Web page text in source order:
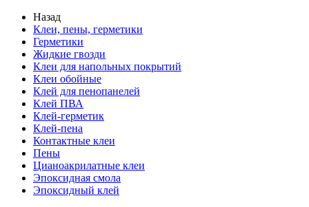
Назад
Клеи, пены, герметики
Герметики
Жидкие гвозди
Клеи для напольных покрытий
Клеи обойные
Клей для пенопанелей
Клей ПВА
Клей-герметик
Клей-пена
Контактные клеи
Пены
Цианоакрилатные клеи
Эпоксидная смола
Эпоксидный клей